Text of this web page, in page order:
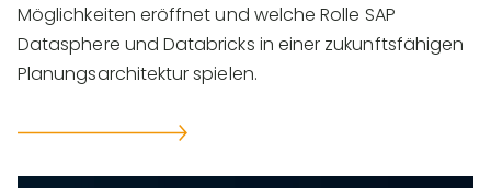
Möglichkeiten eröffnet und welche Rolle SAP
Datasphere und Databricks in einer zukunftsfähigen
Planungsarchitektur spielen.